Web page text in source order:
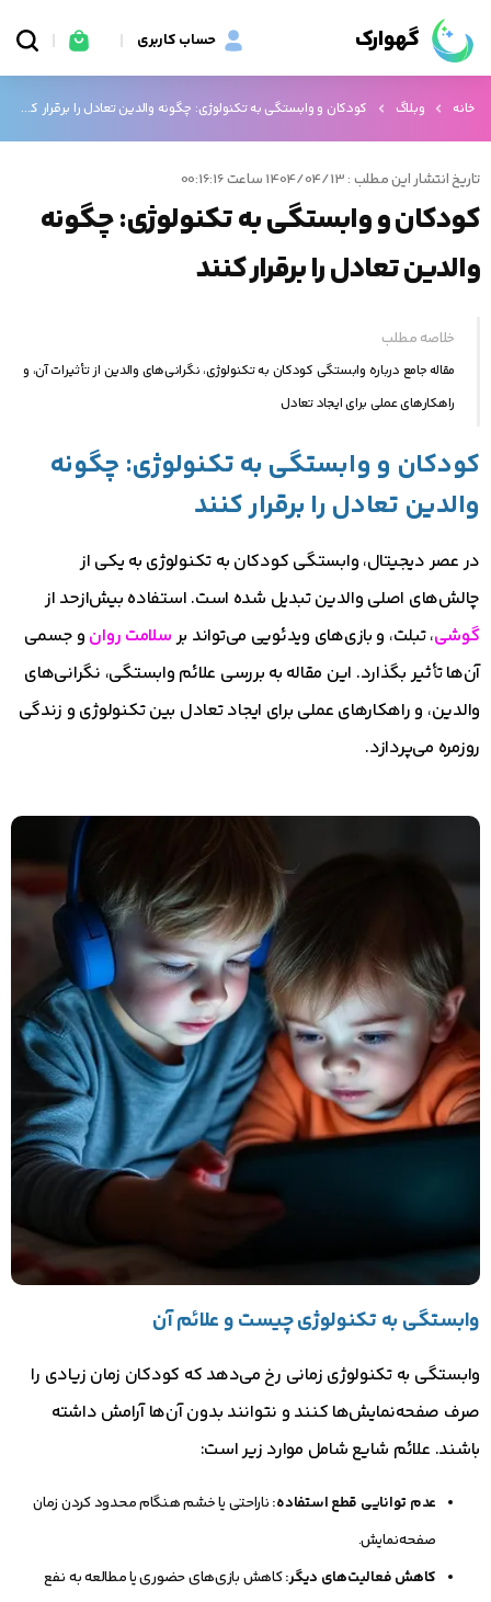
گهوارک حساب کاربری
خانه وبلاگ کودکان و وابستگی به تکنولوژی: چگونه والدین تعادل را برقرار کنند
تاریخ انتشار این مطلب : 1404/04/13 ساعت 00:16:16
کودکان و وابستگی به تکنولوژی: چگونه
والدین تعادل را برقرار کنند
خلاصه مطلب
مقاله جامع درباره وابستگی کودکان به تکنولوژی، نگرانی‌های والدین از تأثیرات آن، و
راهکارهای عملی برای ایجاد تعادل
کودکان و وابستگی به تکنولوژی: چگونه
والدین تعادل را برقرار کنند
در عصر دیجیتال، وابستگی کودکان به تکنولوژی به یکی از
چالش‌های اصلی والدین تبدیل شده است. استفاده بیش‌ازحد از
گوشی، تبلت، و بازی‌های ویدئویی می‌تواند برسلامت روان و جسمی
آن‌ها تأثیر بگذارد. این مقاله به بررسی علائم وابستگی، نگرانی‌های
والدین، و راهکارهای عملی برای ایجاد تعادل بین تکنولوژی و زندگی
روزمره می‌پردازد.
وابستگی به تکنولوژی چیست و علائم آن
وابستگی به تکنولوژی زمانی رخ می‌دهد که کودکان زمان زیادی را
صرف صفحه‌نمایش‌ها کنند و نتوانند بدون آن‌ها آرامش داشته
باشند. علائم شایع شامل موارد زیر است:
عدم توانایی قطع استفاده: ناراحتی یا خشم هنگام محدود کردن زمان
صفحه‌نمایش.
کاهش فعالیت‌های دیگر:کاهش بازی‌های حضوری یا مطالعه به نفع